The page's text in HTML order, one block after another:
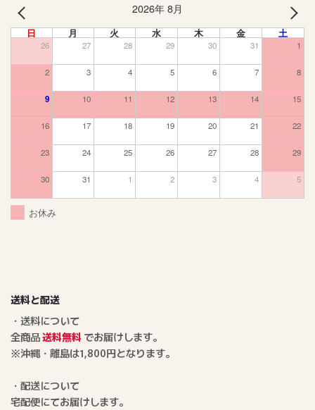
2026年 8月
日 月 火 水 木 金 土
26 27 28 29 30 31 1
2 3 4 5 6 7 8
9 10 11 12 13 14 15
16 17 18 19 20 21 22
23 24 25 26 27 28 29
30 31 1 2 3 4 5
お休み
送料と配送
・送料について
全商品送料無料でお届けします。
※沖縄・離島は1,800円となります。
・配送について
宅配便にてお届けします。